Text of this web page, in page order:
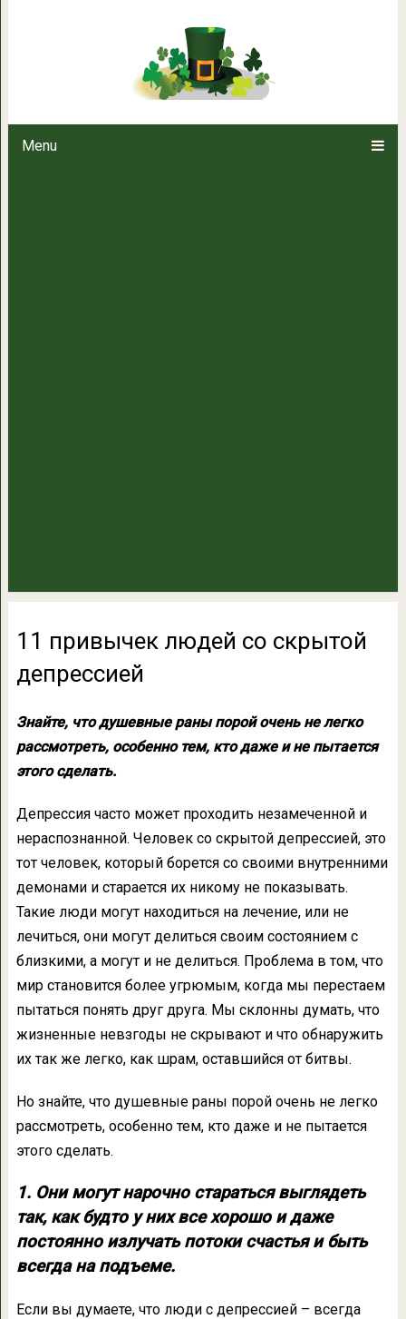
Menu
11 привычек людей со
11 привычек людей со скрытой
депрессией
Знайте, что душевные раны порой очень не легко
рассмотреть, особенно тем, кто даже и не пытается
этого сделать.
Депрессия часто может проходить незамеченной и
нераспознанной. Человек со скрытой депрессией, это
тот человек, который борется со своими внутренними
демонами и старается их никому не показывать.
Такие люди могут находиться на лечение, или не
лечиться, они могут делиться своим состоянием с
близкими, а могут и не делиться. Проблема в том, что
мир становится более угрюмым, когда мы перестаем
пытаться понять друг друга. Мы склонны думать, что
жизненные невзгоды не скрывают и что обнаружить
их так же легко, как шрам, оставшийся от битвы.
Но знайте, что душевные раны порой очень не легко
рассмотреть, особенно тем, кто даже и не пытается
этого сделать.
1. Они могут нарочно стараться выглядеть
так, как будто у них все хорошо и даже
постоянно излучать потоки счастья и быть
всегда на подъеме.
Если вы думаете, что люди с депрессией – всегда